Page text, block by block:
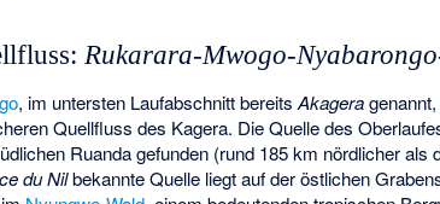
Rukarara-Mwogo-
, im untersten Laufabschnitt bereitsAkagera
Quellfluss des Kagera. Die Quelle des
Ruanda gefunden (rund 185 km nördlicher
du Nilbekannte Quelle liegt auf der östlichen